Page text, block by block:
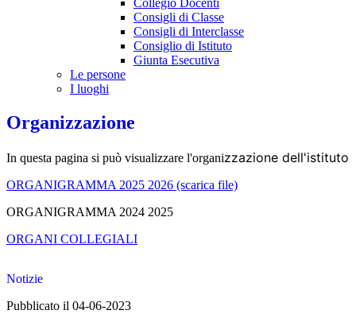
Collegio Docenti
Consigli di Classe
Consigli di Interclasse
Consiglio di Istituto
Giunta Esecutiva
Le persone
I luoghi
Organizzazione
In questa pagina si può visualizzare l'organizzazione dell'istituto
ORGANIGRAMMA 2025 2026 (scarica file)
ORGANIGRAMMA 2024 2025
ORGANI COLLEGIALI
Notizie
Pubblicato il 04-06-2023